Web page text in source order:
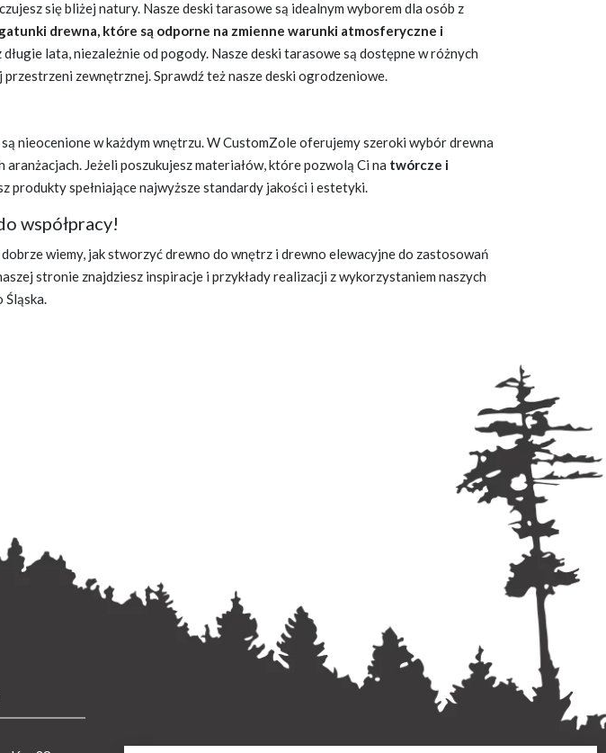
się bliżej natury. Nasze deski tarasowe są idealnym wyborem dla osób z
gatunki drewna, które są odporne na zmienne warunki atmosferyczne i
lata, niezależnie od pogody. Nasze deski tarasowe są dostępne w różnych
zewnętrznej. Sprawdź też nasze deski ogrodzeniowe.
nieocenione w każdym wnętrzu. W CustomZole oferujemy szeroki wybór drewna
Jeżeli poszukujesz materiałów, które pozwolą Ci na twórcze i
produkty spełniające najwyższe standardy jakości i estetyki.
współpracy!
dobrze wiemy, jak stworzyć drewno do wnętrz i drewno elewacyjne do zastosowań
stronie znajdziesz inspiracje i przykłady realizacji z wykorzystaniem naszych
Śląska.